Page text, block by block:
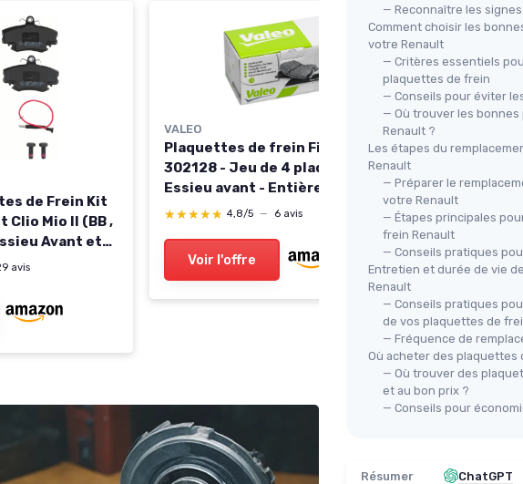
de Frein Kit
Clio Mio II (BB ,
Avant et
avis
VALEO
Plaquettes de frein First -
302128 - Jeu de 4 plaquettes -
Essieu avant - Entièrement
équipés avec accessoires
★★★★★
★★★★★ 4,8/5 — 6 avis
Voir l'offre
VALEO
301641 -
Essieu
équipés
montés
montés
★★★★★
★★★★★
Voir
— Reconnaître les
Comment choisir les
votre Renault
— Critères essentiels
plaquettes de frein
— Conseils pour éviter
— Où trouver les
Renault ?
Les étapes du
Renault
— Préparer le
votre Renault
— Étapes principales
frein Renault
— Conseils pratiques
Entretien et durée de vie
Renault
— Conseils pratiques
de vos plaquettes de
— Fréquence de
Où acheter des plaquettes
— Où trouver des
et au bon prix ?
— Conseils pour
Résumer ChatGPT